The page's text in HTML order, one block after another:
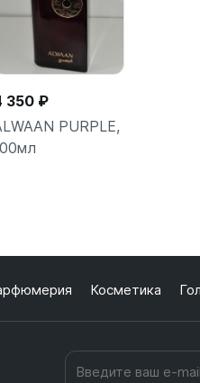
350 ₽
PURPLE,
Косметика